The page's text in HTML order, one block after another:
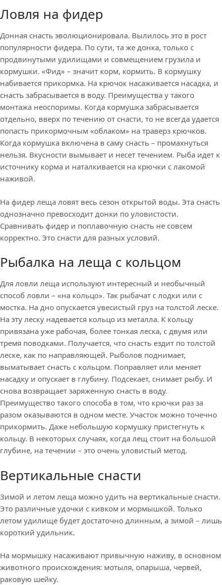
Ловля на фидер
Донная снасть эволюционировала. Вылилось это в рост
популярности фидера. По сути, та же донка, только с
продвинутыми удилищами и совмещением грузила и
кормушки. «Фид» – значит корм, кормить. В кормушку
набивается прикормка. На крючок насаживается насадка, и
снасть забрасывается в воду. Преимущества у такого
монтажа неоспоримы. Когда кормушка забрасывается
отдельно, вверх по течению от снасти, то не всегда удается
попасть прикормочным «облаком» на траверз крючков.
Когда кормушка включена в саму снасть – промахнуться
нельзя. Вкусности вымывает и несет течением. Рыба идет к
источнику корма и наталкивается на крючки с лакомой
наживой.
На фидер леща ловят весь сезон открытой воды. Эта снасть
однозначно превосходит донки по уловистости.
Сравнивать фидер и поплавочную снасть не совсем
корректно. Это снасти для разных условий.
Рыбалка на леща с кольцом
Для ловли леща используют интересный и необычный
способ ловли – «на кольцо». Так рыбачат с лодки или с
мостка. На дно опускается увесистый груз на толстой леске.
На эту леску надевается кольцо из металла. К кольцу
привязана уже рабочая, более тонкая леска, с двумя или
тремя поводками. Получается, что снасть ездит по толстой
леске, как по направляющей. Рыболов поднимает,
выматывает снасть с кольцом. Поправляет или меняет
насадку и опускает в глубину. Подсекает, снимает рыбу. И
снова возвращает заряженную снасть в воду.
Преимущество такого способа в том, что крючки раз за
разом оказываются в одном месте. Участок можно точечно
прикормить. Даже небольшую кормушку пристегнуть к
кольцу. В некоторых случаях, когда лещ стоит на большой
глубине, на течении – это очень уловистый метод.
Вертикальные снасти
Зимой и летом леща можно удить на вертикальные снасти.
Это различные удочки с кивком и мормышкой. Только
летом удилище будет достаточно длинным, а зимой – лишь
короткий удильник.
На мормышку насаживают привычную наживу, в основном
животного происхождения: мотыля, опарыша, червей,
раковую шейку.